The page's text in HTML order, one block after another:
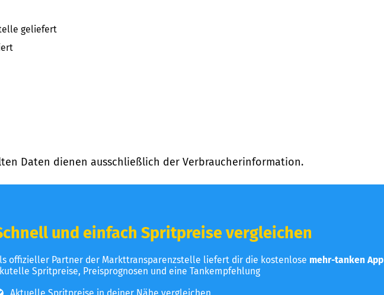
geliefert
Daten dienen ausschließlich der Verbraucherinformation.
und einfach Spritpreise vergleichen
offizieller Partner der Markttransparenzstelle liefert dir die kostenlose mehr-tanken App
Spritpreise, Preisprognosen und eine Tankempfehlung